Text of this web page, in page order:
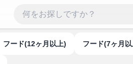
フード(12ヶ月以上) フード(7ヶ月